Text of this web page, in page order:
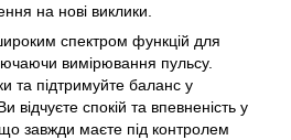
на нові виклики.
спектром функцій для
вимірювання пульсу.
та підтримуйте баланс у
спокій та впевненість у
завжди маєте під контролем